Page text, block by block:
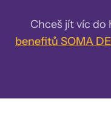
Chceš jít víc do
benefitů SOMA